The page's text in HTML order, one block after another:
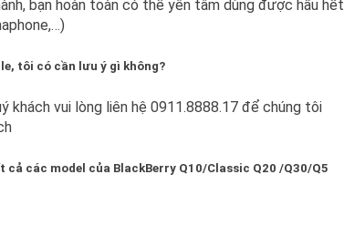
bạn hoàn toàn có thể yên tâm dùng được hầu hết
tôi có cần lưu ý gì không?
khách vui lòng liên hệ 0911.8888.17 để chúng tôi
các model của BlackBerry Q10/Classic Q20 /Q30/Q5